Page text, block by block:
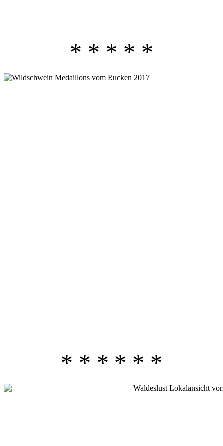
* * * * *
* * * * * *